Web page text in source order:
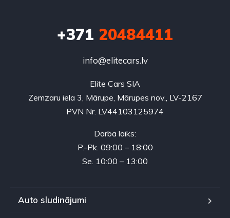
+371 20484411
info@elitecars.lv
Elite Cars SIA
Zemzaru iela 3, Mārupe, Mārupes nov., LV-2167
PVN Nr. LV44103125974
Darba laiks:
P.-Pk. 09:00 – 18:00
Se. 10:00 – 13:00
Auto sludinājumi